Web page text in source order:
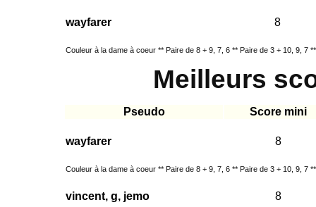
wayfarer 8
Couleur à la dame à coeur ** Paire de 8 + 9, 7, 6 ** Paire de 3 + 10, 9, 7
Meilleurs
Pseudo Score mini
wayfarer 8
Couleur à la dame à coeur ** Paire de 8 + 9, 7, 6 ** Paire de 3 + 10, 9, 7
vincent, g, jemo 8